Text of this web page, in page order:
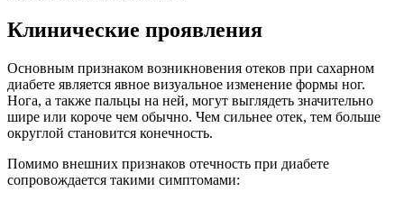
Клинические проявления
Основным признаком возникновения отеков при сахарном
диабете является явное визуальное изменение формы ног.
Нога, а также пальцы на ней, могут выглядеть значительно
шире или короче чем обычно. Чем сильнее отек, тем больше
округлой становится конечность.
Помимо внешних признаков отечность при диабете
сопровождается такими симптомами: